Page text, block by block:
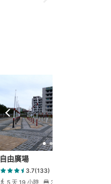
自由廣場
3.7(133)
5 天 19 小時
3 小時 21 分